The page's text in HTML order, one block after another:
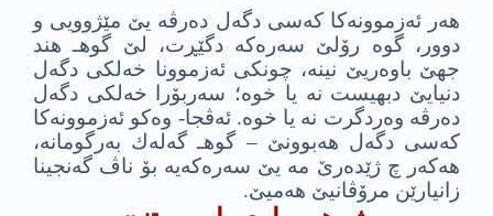
هه‌ر ئه‌زموونه‌كا كه‌سى دگه‌ل ده‌رڤه‌ یێ مێژوویى و
دوور، گوه رۆلێ سه‌ره‌كه‌ دگێڕت، لێ گوهـ هند
جهێ باوه‌ریێ نینه‌، چونكى ئه‌زموونا خه‌لكى دگه‌ل
دنیایێ دبهیست نه‌ یا خوه‌؛ سه‌ربۆرا خه‌لكى دگه‌ل
ده‌رڤه‌ وه‌ردگرت نه‌ یا خوه‌. ئه‌ڤجا- وه‌كو ئه‌زموونه‌كا
كه‌سى دگه‌ل هه‌بوونێ – گوهـ گه‌له‌ك به‌رگومانه‌،
هه‌كه‌ر چ ژێده‌رێ مه‌ یێ سه‌ره‌كه‌یه‌ بۆ ناڤ گه‌نجینا
زانیارێن مرۆڤانیێ هه‌میێ.